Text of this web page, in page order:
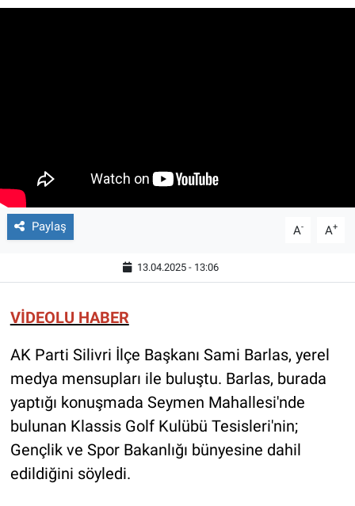
Paylaş A- A+
13.04.2025 - 13:06
VİDEOLU HABER
AK Parti Silivri İlçe Başkanı Sami Barlas, yerel
medya mensupları ile buluştu. Barlas, burada
yaptığı konuşmada Seymen Mahallesi'nde
bulunan Klassis Golf Kulübü Tesisleri'nin;
Gençlik ve Spor Bakanlığı bünyesine dahil
edildiğini söyledi.